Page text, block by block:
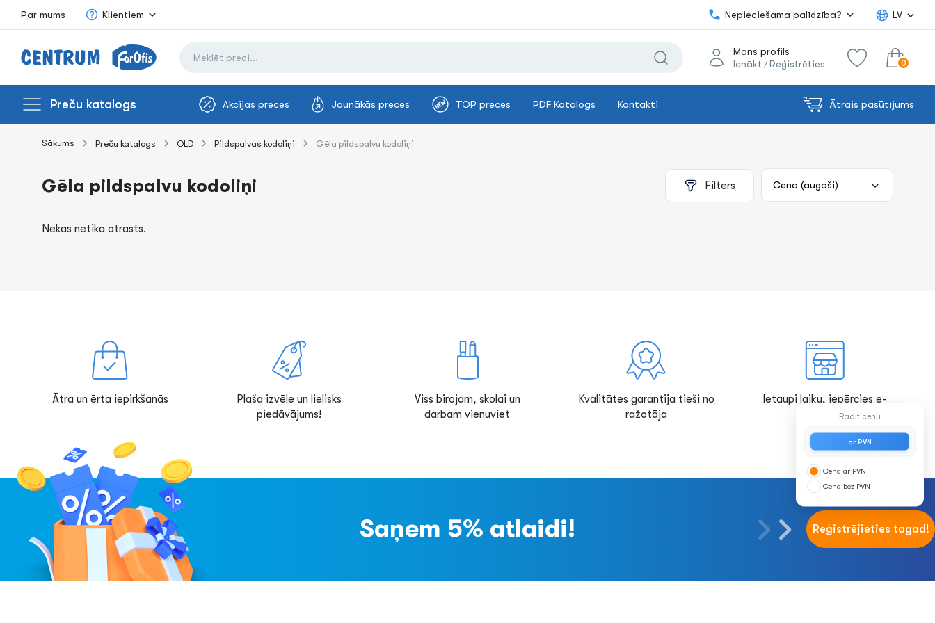
Par mums Klientiem Nepieciešama palīdzība? LV
Mans profils
Ienākt / Reģistrēties 0
Preču katalogs Akcijas preces Jaunākās preces TOP preces PDF Katalogs Kontakti Ātrais pasūtījums
Sākums Preču katalogs OLD Pildspalvas kodoliņi Gēla pildspalvu kodoliņi
Gēla pildspalvu kodoliņi Filters
Nekas netika atrasts.
Rādīt cenu
ar PVN
Cena ar PVN
Cena bez PVN
Ātra un ērta iepirkšanās
Plaša izvēle un lielisks
piedāvājums!
Viss birojam, skolai un
darbam vienuviet
Kvalitātes garantija tieši no
ražotāja
Ietaupi laiku, iepērcies e-
veikalā!
Saņem 5% atlaidi! Reģistrējieties tagad!